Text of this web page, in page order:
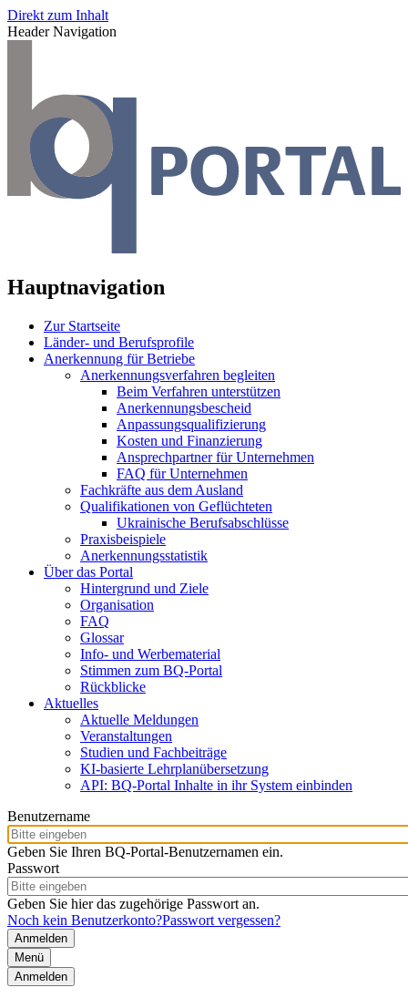
Direkt zum Inhalt
Header Navigation
Hauptnavigation
Zur Startseite
Länder- und Berufsprofile
Anerkennung für Betriebe
Anerkennungsverfahren begleiten
Beim Verfahren unterstützen
Anerkennungsbescheid
Anpassungsqualifizierung
Kosten und Finanzierung
Ansprechpartner für Unternehmen
FAQ für Unternehmen
Fachkräfte aus dem Ausland
Qualifikationen von Geflüchteten
Ukrainische Berufsabschlüsse
Praxisbeispiele
Anerkennungsstatistik
Über das Portal
Hintergrund und Ziele
Organisation
FAQ
Glossar
Info- und Werbematerial
Stimmen zum BQ-Portal
Rückblicke
Aktuelles
Aktuelle Meldungen
Veranstaltungen
Studien und Fachbeiträge
KI-basierte Lehrplanübersetzung
API: BQ-Portal Inhalte in ihr System einbinden
Benutzername
Geben Sie Ihren BQ-Portal-Benutzernamen ein.
Passwort
Geben Sie hier das zugehörige Passwort an.
Noch kein Benutzerkonto?Passwort vergessen?
Menü
Anmelden